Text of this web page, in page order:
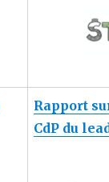
Rapport
CdP du